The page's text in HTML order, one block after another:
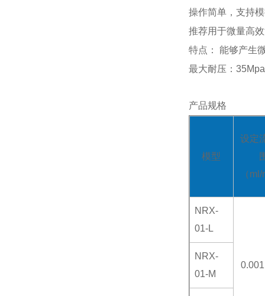
操作简单，支持
推荐用于微量高
特点： 能够产生
最大耐压：
产品规格
模型
设定
（
NRX-
01-L
NRX-
01-M